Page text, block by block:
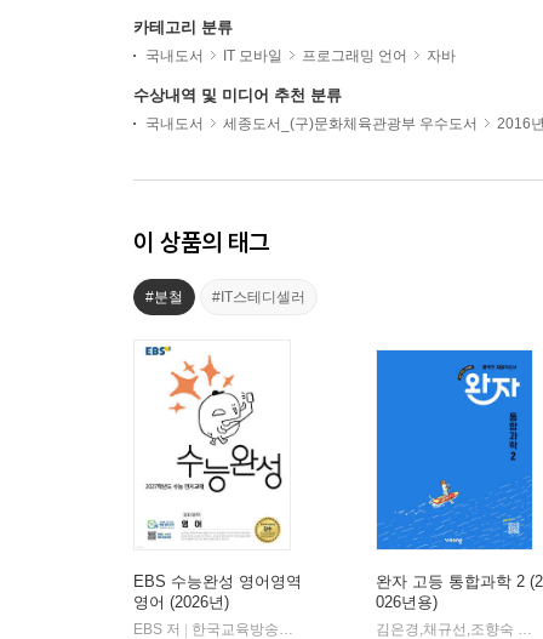
카테고리 분류
국내도서 IT 모바일 프로그래밍 언어 자바
수상내역 및 미디어 추천 분류
국내도서 세종도서_(구)문화체육관광부 우수도서 2016
이 상품의 태그
#분철 #IT스테디셀러
EBS 수능완성 영어영역
영어 (2026년)
EBS 저
한국교육방송공사
완자 고등 통합과학 2 (2
026년용)
김은경,채규선,조향숙 등저